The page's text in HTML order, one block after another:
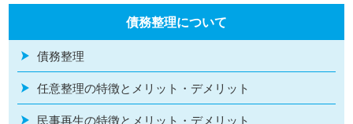
債務整理について
債務整理
任意整理の特徴とメリット・デメリット
民事再生の特徴とメリット・デメリット